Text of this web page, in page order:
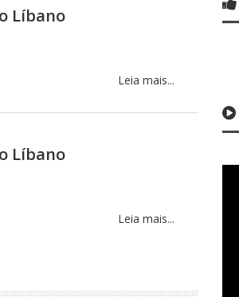
Líbano
Leia mais...
Líbano
Leia mais...